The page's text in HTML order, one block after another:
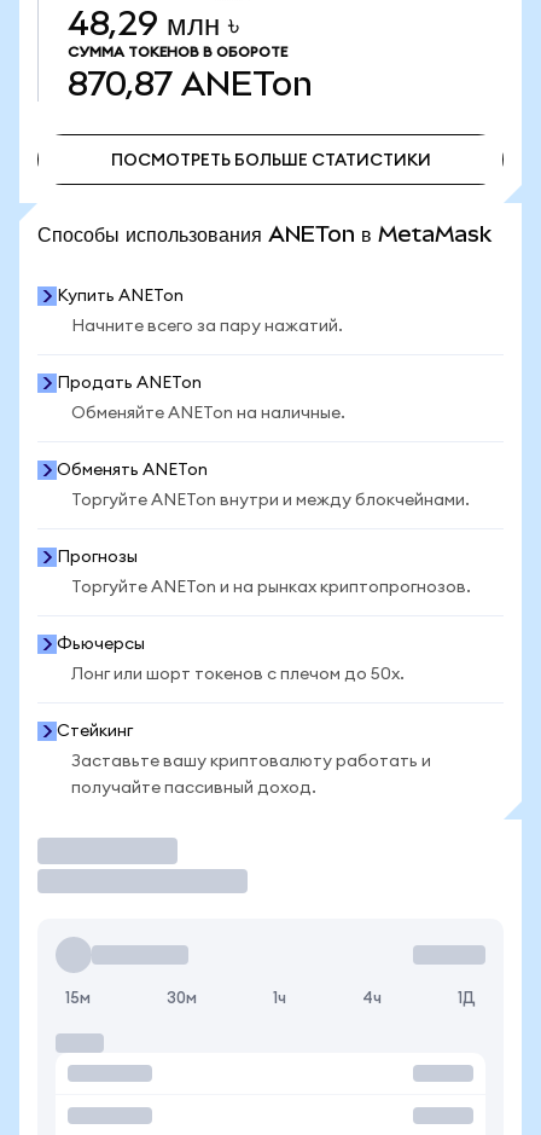
48,29 млн ৳
СУММА ТОКЕНОВ В ОБОРОТЕ
870,87 ANETon
ПОСМОТРЕТЬ БОЛЬШЕ СТАТИСТИКИ
Способы использования ANETon в MetaMask
Купить ANETon
Начните всего за пару нажатий.
Продать ANETon
Обменяйте ANETon на наличные.
Обменять ANETon
Торгуйте ANETon внутри и между блокчейнами.
Прогнозы
Торгуйте ANETon и на рынках криптопрогнозов.
Фьючерсы
Лонг или шорт токенов с плечом до 50x.
Стейкинг
Заставьте вашу криптовалюту работать и
получайте пассивный доход.
15м 30м 1ч 4ч 1Д